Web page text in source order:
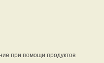
при помощи продуктов